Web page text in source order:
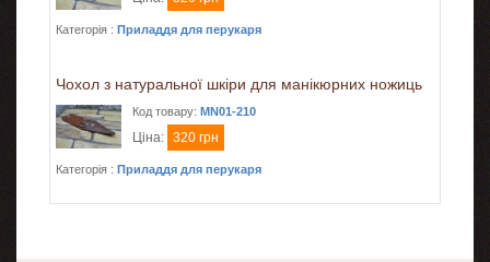
Категорія : Приладдя для перукаря
Чохол з натуральної шкіри для манікюрних ножиць
Код товару: MN01-210
Ціна: 320 грн
Категорія : Приладдя для перукаря